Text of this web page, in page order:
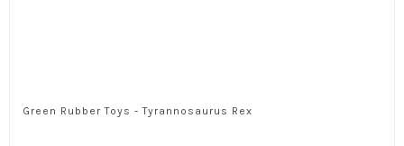
Green Rubber Toys - Tyrannosaurus Rex